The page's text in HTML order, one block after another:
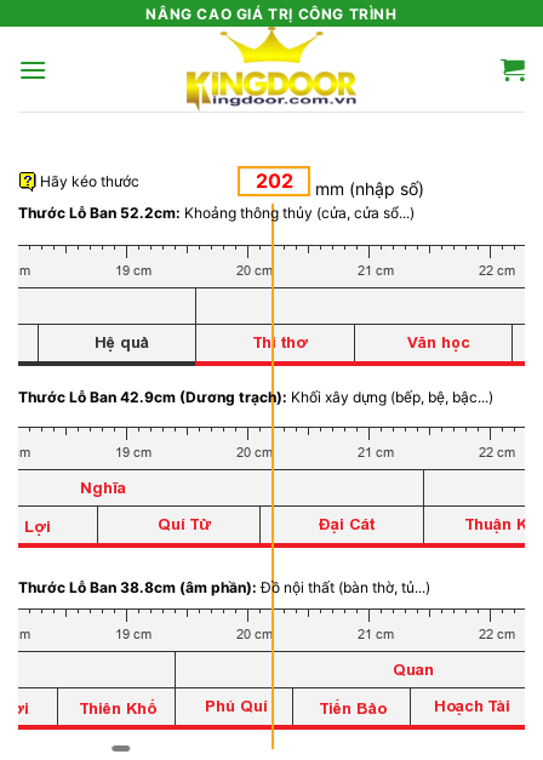
nội
NÂNG CAO GIÁ TRỊ CÔNG TRÌNH
mm (nhập số)
Hãy kéo thước
Thước Lỗ Ban 52.2cm: Khoảng thông thủy (cửa, cửa sổ...)
Thước Lỗ Ban 42.9cm (Dương trạch): Khối xây dựng (bếp, bệ, bậc...)
Thước Lỗ Ban 38.8cm (âm phần): Đồ nội thất (bàn thờ, tủ...)